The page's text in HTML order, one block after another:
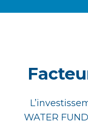
WATER FUND